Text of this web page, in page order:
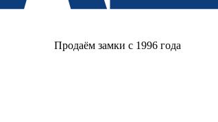
Продаём замки с 1996 года